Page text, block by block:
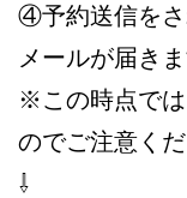
④予約送信をさ
メールが届きま
※この時点で
のでご注意くだ
⇩